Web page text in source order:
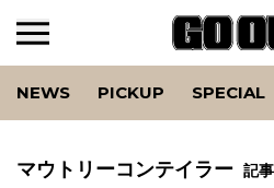
NEWS PICKUP SPECIAL
マウトリーコンテイラー 記